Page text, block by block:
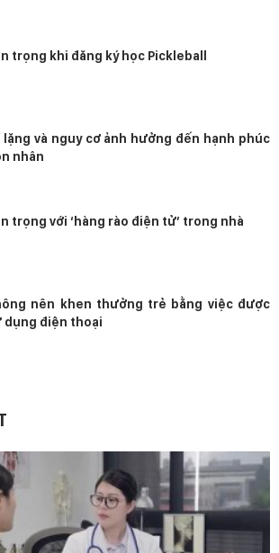
trọng khi đăng ký học Pickleball
lặng và nguy cơ ảnh hưởng đến hạnh phúc
nhân
trọng với ‘hàng rào điện tử’ trong nhà
nên khen thưởng trẻ bằng việc được
dụng điện thoại